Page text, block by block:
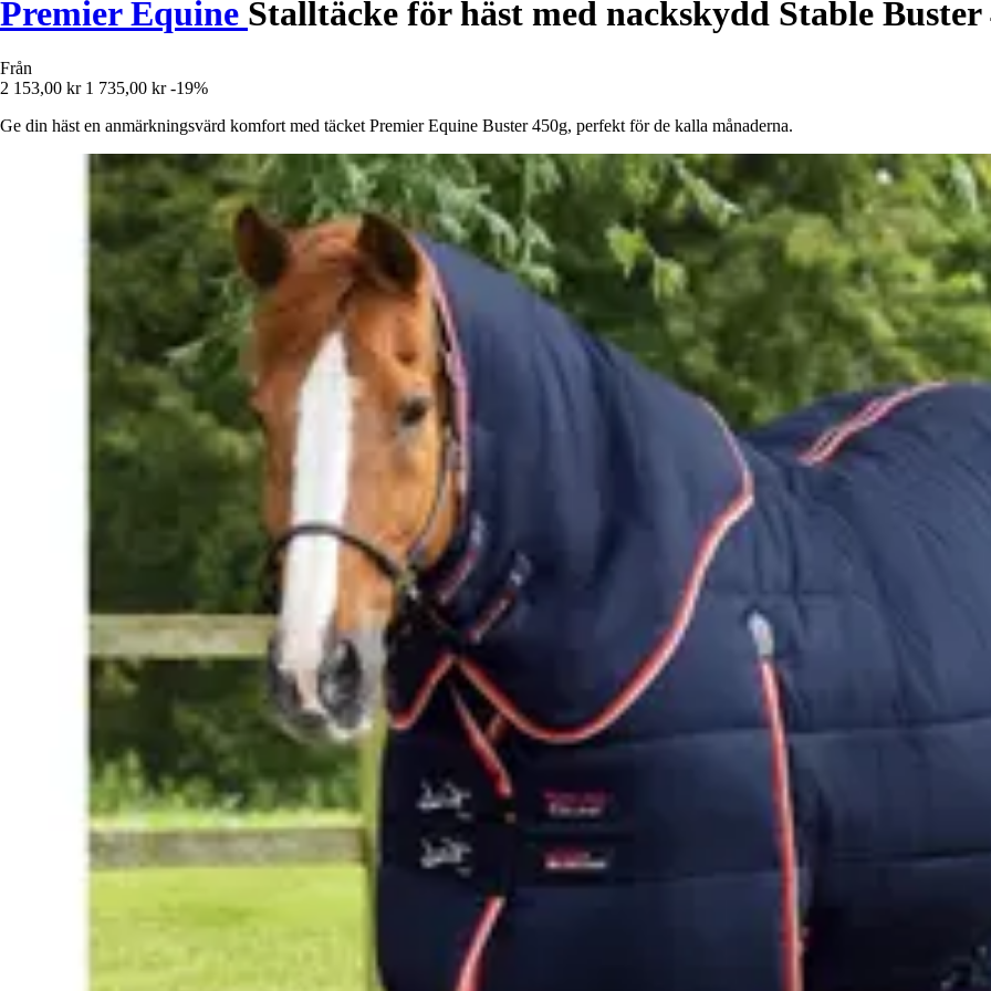
Premier Equine Stalltäcke för häst med nackskydd Stable Buster
Från
2 153,00 kr 1 735,00 kr -19%
Ge din häst en anmärkningsvärd komfort med täcket Premier Equine Buster 450g, perfekt för de kalla månaderna.